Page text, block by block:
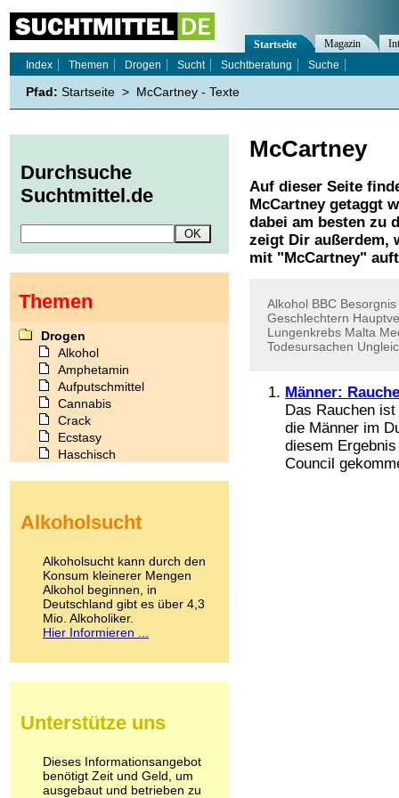
McCartney
Auf dieser Seite
McCartneygetaggt
dabei am besten zu
zeigt Dir außerdem,
mit " McCartney"
Alkohol BBC Besorgnis
Geschlechtern
Lungenkrebs Malta
Todesursachen
Männer:
Das Rauchen
die Männer im
diesem
Council
Startseite Magazin
Index
Themen Drogen Sucht Suchtberatung Suche
Pfad: Startseite > McCartney - Texte
Durchsuche
Suchtmittel.de
Themen
Drogen
Alkohol
Amphetamin
Aufputschmittel
Cannabis
Crack
Ecstasy
Haschisch
Kokain
LSD
Marihuana
Medikamente
Meskalin
Metamphetamin
Methadon
Pilze
Psychopharmaka
Schlafmittel
Schmerzmittel
Alkoholsucht
Alkoholsucht kann durch den
Konsum kleinerer Mengen
Alkohol beginnen, in
Deutschland gibt es über 4,3
Mio. Alkoholiker.
Hier Informieren ...
Unterstütze uns
Dieses Informationsangebot
benötigt Zeit und Geld, um
ausgebaut und betrieben zu